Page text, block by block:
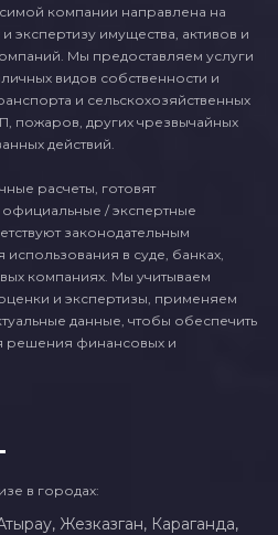
компании направлена на
имущества, активов и
Мы предоставляем услуги
видов собственности и
и сельскохозяйственных
пожаров, других чрезвычайных
действий.
расчеты, готовят
/ экспертные
законодательным
в суде, банках,
компаниях. Мы учитываем
и экспертизы, применяем
данные, чтобы обеспечить
решения финансовых и
в городах:
Жезказган, Караганда,